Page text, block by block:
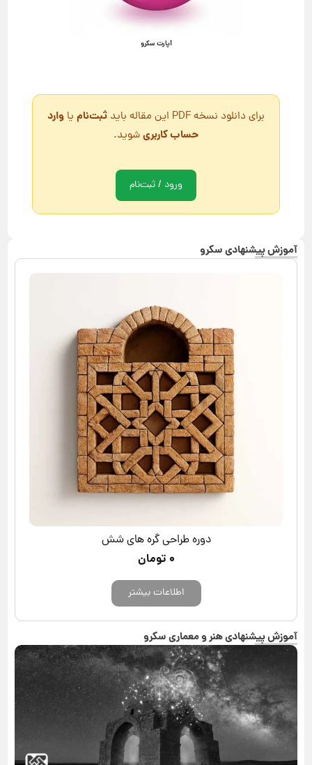
آپارت سکرو
برای دانلود نسخه PDF این مقاله باید ثبت‌نام یا وارد
حساب کاربریشوید.
ورود / ثبت‌نام
آموزش پیشنهادی سکرو
دوره طراحی گره های شش
۰ تومان
اطلاعات بیشتر
آموزش پیشنهادی هنر و معماری سکرو